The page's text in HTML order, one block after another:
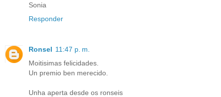
Sonia
Responder
Ronsel 11:47 p. m.
Moitisimas felicidades.
Un premio ben merecido.
Unha aperta desde os ronseis